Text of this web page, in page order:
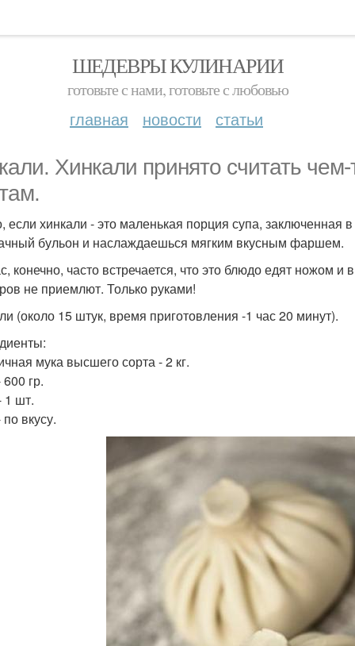
ШЕДЕВРЫ КУЛИНАРИИ
готовьте с нами, готовьте с любовью
главная новости статьи
Хинкали принято считать
если хинкали - это маленькая порция супа,
бульон и наслаждаешься мягким вкусным фаршем.
конечно, часто встречается, что это блюдо едят ножом
не приемлют. Только руками!
(около 15 штук, время приготовления -1 час 20 минут).
мука высшего сорта - 2 кг.
гр.
1 шт.
вкусу.